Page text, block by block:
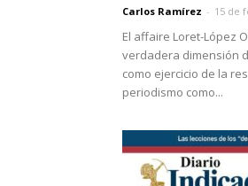
Carlos Ramírez - 15 de
El affaire Loret-López
verdadera dimensión
como ejercicio de la
periodismo como...